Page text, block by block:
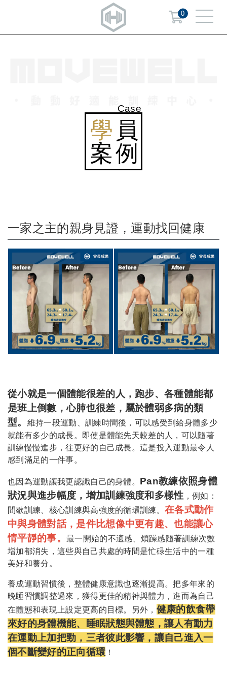
0
Case
學 員
案例
一家之主的親身見證，運動找回健康
從小就是一個體能很差的人，跑步、各種體能都
是班上倒數，心肺也很差，屬於體弱多病的類
型。
維持一段運動、訓練時間後，可以感受到給身體多少
就能有多少的成長。即使是體能先天較差的人，可以隨著
訓練慢慢進步，往更好的自己成長。這是投入運動最令人
感到滿足的一件事。
也因為運動讓我更認識自己的身體。 Pan教練依照身體
狀況與進步幅度，增加訓練強度和多樣性 ，例如：
間歇訓練、核心訓練與高強度的循環訓練。在各式動作
中與身體對話，是件比想像中更有趣、也能讓心
情平靜的事。
最一開始的不適感、煩躁感隨著訓練次數
增加都消失，這些與自己共處的時間是忙碌生活中的一種
美好和養分。
養成運動習慣後，整體健康意識也逐漸提高。把多年來的
晚睡習慣調整過來，獲得更佳的精神與體力，進而為自己
在體態和表現上設定更高的目標。另外， 健康的飲食帶
來好的身體機能、睡眠狀態與體態，讓人有動力
在運動上加把勁，三者彼此影響，讓自己進入一
個不斷變好的正向循環 ！